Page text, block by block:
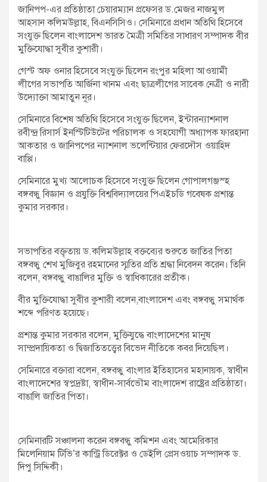
জানিপপ-এর প্রতিষ্ঠাতা চেয়ারম্যান প্রফেসর ড.মেজর নাজমুল
আহসান কলিমউল্লাহ, বিএনসিসিও। সেমিনারে প্রধান অতিথি হিসেবে
সংযুক্ত ছিলেন বাংলাদেশ ভারত মৈত্রী সমিতির সাধারণ সম্পাদক বীর
মুক্তিযোদ্ধা সুবীর কুশারী।
গেস্ট অফ ওনার হিসেবে সংযুক্ত ছিলেন রংপুর মহিলা আওয়ামী
লীগের সভাপতি আর্জিনা খানম এবং ছাত্রলীগের সাবেক নেত্রী ও নারী
উদ্যোক্তা আমাতুন নূর।
সেমিনারে বিশেষ অতিথি হিসেবে সংযুক্ত ছিলেন, ইন্টারন্যাশনাল
রবীন্দ্র রিসার্স ইনস্টিটিউটের পরিচালক ও সহযোগী অধ্যাপক ফারহানা
আকতার ও জানিপপের ন্যাশনাল ভলেন্টিয়ার ফেরদৌস ওয়াহিদ
বাপ্পি।
সেমিনারে মুখ্য আলোচক হিসেবে সংযুক্ত ছিলেন গোপালগঞ্জস্হ
বঙ্গবন্ধু বিজ্ঞান ও প্রযুক্তি বিশ্ববিদ্যালয়ের পিএইচডি গবেষক প্রশান্ত
কুমার সরকার।
সভাপতির বক্তৃতায় ড.কলিমউল্লাহ বক্তব্যের শুরুতে জাতির পিতা
বঙ্গবন্ধু শেখ মুজিবুর রহমানের স্মৃতির প্রতি শ্রদ্ধা নিবেদন করেন। তিনি
বলেন, বঙ্গবন্ধু বাঙালির মুক্তি ও স্বাধিকারের প্রতীক।
বীর মুক্তিযোদ্ধা সুবীর কুশারী বলেন,বাংলাদেশ এবং বঙ্গবন্ধু সমার্থক
শব্দে পরিণত হয়েছে।
প্রশান্ত কুমার সরকার বলেন, মুক্তিযুদ্ধে বাংলাদেশের মানুষ
সাম্প্রদায়িকতা ও দ্বিজাতিতত্ত্বের বিভেদ নীতিকে কবর দিয়েছিল।
সেমিনারে বক্তারা বলেন, বঙ্গবন্ধু বাংলার ইতিহাসের মহানায়ক, স্বাধীন
বাংলাদেশের স্বপ্নদ্রষ্টা, স্বাধীন-সার্বভৌম বাংলাদেশ রাষ্ট্রের প্রতিষ্ঠাতা।
বাঙালি জাতির পিতা।
সেমিনারটি সঞ্চালনা করেন বঙ্গবন্ধু কমিশন এবং আমেরিকার
মিলেনিয়াম টিভি’র কান্ট্রি ডিরেক্টর ও ডেইলি প্রেসওয়াচ সম্পাদক ড.
দিপু সিদ্দিকী।